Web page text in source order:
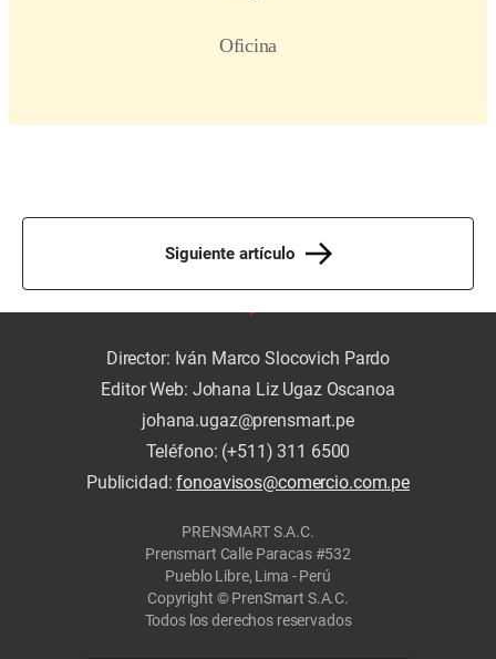
Siguiente artículo
Director: Iván Marco Slocovich Pardo
Editor Web: Johana Liz Ugaz Oscanoa
johana.ugaz@prensmart.pe
Teléfono: (+511) 311 6500
Publicidad:fonoavisos@comercio.com.pe
PRENSMART S.A.C.
Prensmart Calle Paracas #532
Pueblo Libre, Lima - Perú
Copyright © PrenSmart S.A.C.
Todos los derechos reservados